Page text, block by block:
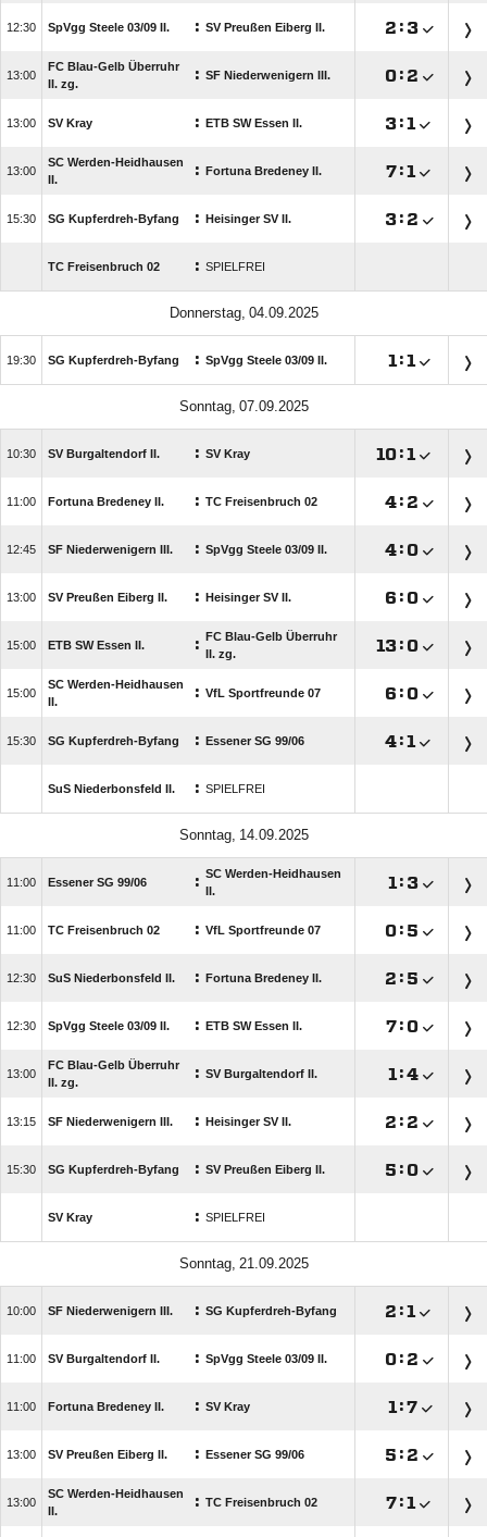
 SpVgg Steele 03/​09 II. : SV Preußen Eiberg II.  : 

FC Blau-Gelb Überruhr
II. zg.
: SF Niederwenigern III. : 
 SV Kray : ETB SW Essen II. :

SC Werden-Heidhausen
II.
: Fortuna Bredeney II. :
 SG Kupferdreh-Byfang : Heisinger SV II. : 
TC Freisenbruch 02 : SPIELFREI
 
 SG Kupferdreh-Byfang : SpVgg Steele 03/​09 II.  :
 
 SV Burgaltendorf II. : SV Kray :
 Fortuna Bredeney II. : TC Freisenbruch 02 : 
 SF Niederwenigern III. : SpVgg Steele 03/​09 II. : 
 SV Preußen Eiberg II. : Heisinger SV II.  : 
 ETB SW Essen II. : FC Blau-Gelb Überruhr
II. zg.
: 

SC Werden-Heidhausen
II.
: VfL Sportfreunde 07  : 
 SG Kupferdreh-Byfang : Essener SG 99/​06 :
SuS Niederbonsfeld II. : SPIELFREI
 
 Essener SG 99/​06 : SC Werden-Heidhausen
II.
 : 
 TC Freisenbruch 02 : VfL Sportfreunde 07 : 
 SuS Niederbonsfeld II. : Fortuna Bredeney II.  : 
 SpVgg Steele 03/​09 II. : ETB SW Essen II. : 

FC Blau-Gelb Überruhr
II. zg.
: SV Burgaltendorf II.  :
 SF Niederwenigern III. : Heisinger SV II.  : 
 SG Kupferdreh-Byfang : SV Preußen Eiberg II.  : 
SV Kray : SPIELFREI
 
 SF Niederwenigern III. : SG Kupferdreh-Byfang  :
 SV Burgaltendorf II. : SpVgg Steele 03/​09 II. : 
 Fortuna Bredeney II. : SV Kray  :
 SV Preußen Eiberg II. : Essener SG 99/​06  : 

SC Werden-Heidhausen
II.
: TC Freisenbruch 02 :